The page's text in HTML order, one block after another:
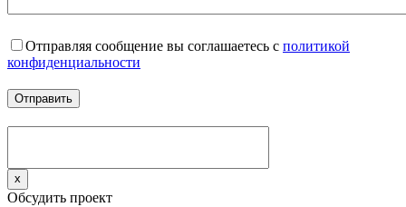
Отправляя сообщение вы соглашаетесь с политикой
конфиденциальности
x
Обсудить проект